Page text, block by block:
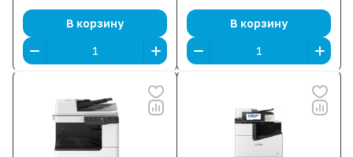
В корзину В корзину